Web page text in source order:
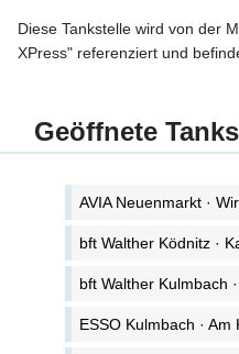
Diese Tankstelle wird von der
XPress" referenziert und
Geöffnete
AVIA Neuenmarkt ·
bft Walther Ködnitz ·
bft Walther Kulmbach
ESSO Kulmbach · Am